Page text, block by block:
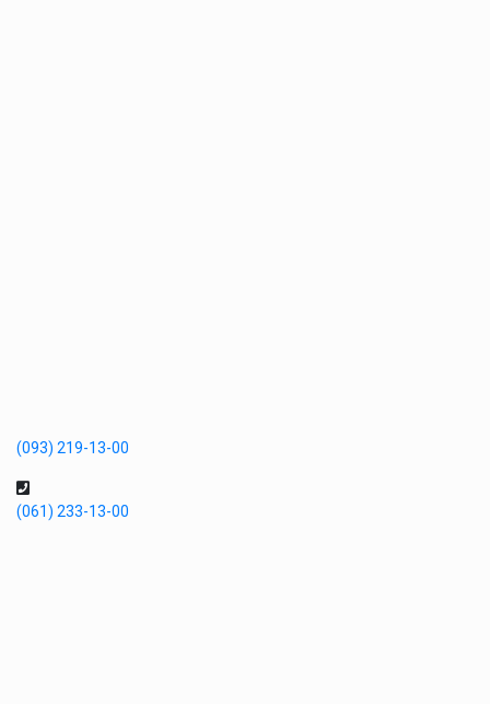
(093) 219-13-00
(061) 233-13-00